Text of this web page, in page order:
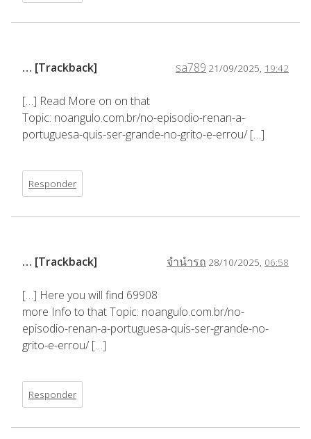
sa789 21/09/2025, 19:42
… [Trackback]
[…] Read More on on that
Topic: noangulo.com.br/no-episodio-renan-a-
portuguesa-quis-ser-grande-no-grito-e-errou/ […]
Responder
จำนำรถ 28/10/2025, 06:58
… [Trackback]
[…] Here you will find 69908
more Info to that Topic: noangulo.com.br/no-
episodio-renan-a-portuguesa-quis-ser-grande-no-
grito-e-errou/ […]
Responder